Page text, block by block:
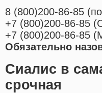
8 (800)200-86-85 (
+7 (800)200-86-85 (
+7 (800)200-86-85 (
Обязательно
Сиалис в
срочная